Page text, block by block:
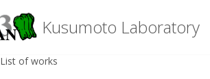
Kusumoto Laboratory
List of works